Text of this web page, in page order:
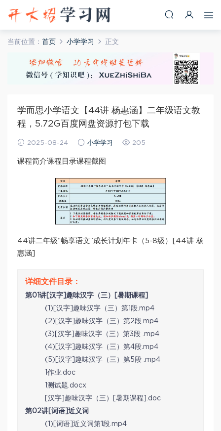
当前位置： 首页 小学学习 正文
学而思小学语文【44讲 杨惠涵】二年级语文教
程，5.72G百度网盘资源打包下载
2025-08-24 小学学习 205
课程简介课程目录课程截图
44讲二年级“畅享语文”成长计划年卡（5-8级）[44讲 杨
惠涵]
第01讲[汉字]趣味汉字（三）[暑期课程]
(1)[汉字]趣味汉字（三）第1段.mp4
(2)[汉字]趣味汉字（三）第2段.mp4
(3)[汉字]趣味汉字（三）第3段 .mp4
(4)[汉字]趣味汉字（三）第4段.mp4
(5)[汉字]趣味汉字（三）第5段 .mp4
1作业.doc
1测试题.docx
[汉字]趣味汉字（三）[暑期课程].doc
第02讲[词语]近义词
(1)[词语]近义词第1段.mp4